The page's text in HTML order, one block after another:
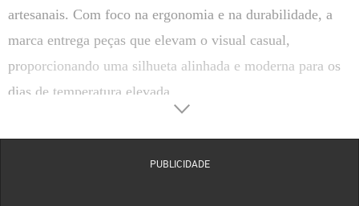
artesanais. Com foco na ergonomia e na durabilidade, a
marca entrega peças que elevam o visual casual,
proporcionando uma silhueta alinhada e moderna para os
dias de temperatura elevada.
O QUE CONSIDERAR AO ESCOLHER SUA BERMUDA GUESS
toque suave que evita irritações na pele.PUBLICIDADE